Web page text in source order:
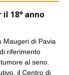
18° anno
Maugeri di Pavia
riferimento
al seno.
il Centro di